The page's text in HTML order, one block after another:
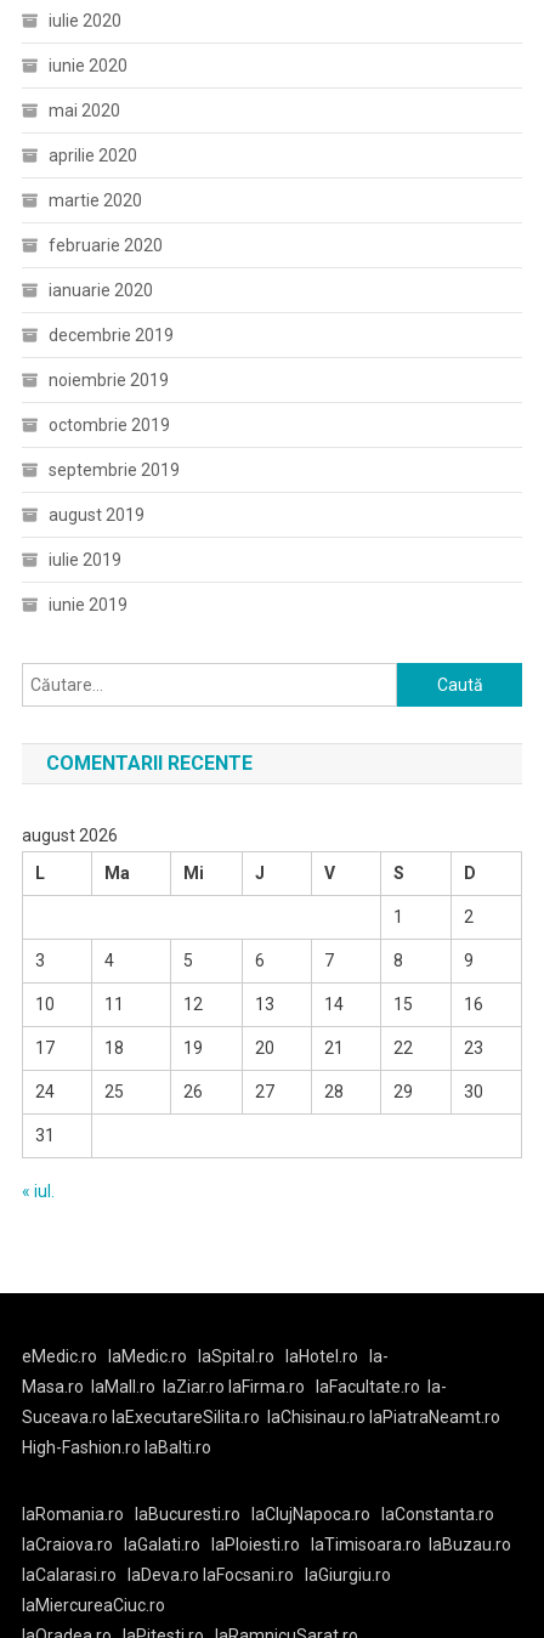
iulie 2020
iunie 2020
mai 2020
aprilie 2020
martie 2020
februarie 2020
ianuarie 2020
decembrie 2019
noiembrie 2019
octombrie 2019
septembrie 2019
august 2019
iulie 2019
iunie 2019
Caută
după:
COMENTARII RECENTE
august 2026
L
Ma Mi J V S D
1 2
3 4 5 6 7 8 9
10 11 12 13 14 15 16
17 18 19 20 21 22 23
24 25 26 27 28 29 30
31
« iul.
eMedic.ro laMedic.ro laSpital.ro laHotel.ro
la-
Masa.ro
laMall.ro laZiar.ro laFirma.ro laFacultate.ro
la-
Suceava.ro laExecutareSilita.ro laChisinau.ro laPiatraNeamt.ro
High-Fashion.ro laBalti.ro
laRomania.ro laBucuresti.ro laClujNapoca.ro
laConstanta.ro
laCraiova.ro
laGalati.ro laPloiesti.ro laTimisoara.ro
laBuzau.ro
laCalarasi.ro
laDeva.ro laFocsani.ro
laGiurgiu.ro
laMiercureaCiuc.ro